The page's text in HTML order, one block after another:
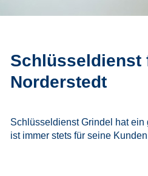
Schlüsseldienst
Norderstedt
Schlüsseldienst Grindel hat
ist immer stets für seine